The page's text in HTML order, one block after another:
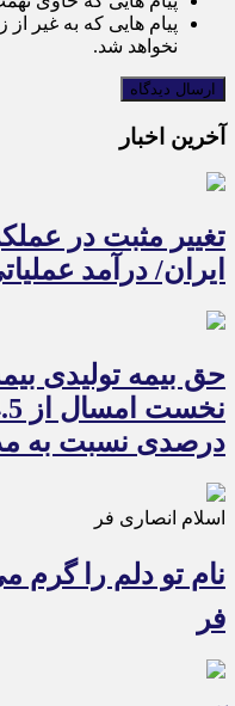
پیام هایی که به غیر
نخواهد شد.
آخرین اخبار
تغییر مثبت در
ایران/ درآمد عملیاتی 80 درصد رشد
حق بیمه تولیدی
درصدی نسبت به
اسلام انصاری فر
نام تو دلم را
فر